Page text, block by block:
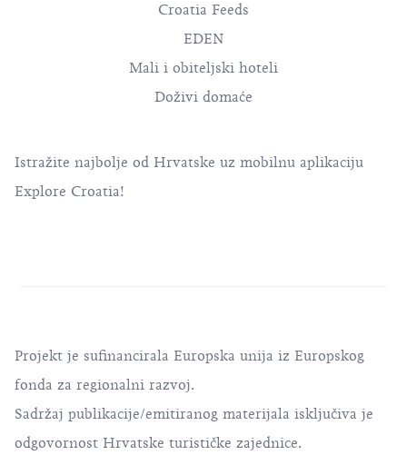
Croatia Feeds
EDEN
Mali i obiteljski hoteli
Doživi domaće
Istražite najbolje od Hrvatske uz mobilnu aplikaciju
Explore Croatia!
Projekt je sufinancirala Europska unija iz Europskog
fonda za regionalni razvoj.
Sadržaj publikacije/emitiranog materijala isključiva je
odgovornost Hrvatske turističke zajednice.